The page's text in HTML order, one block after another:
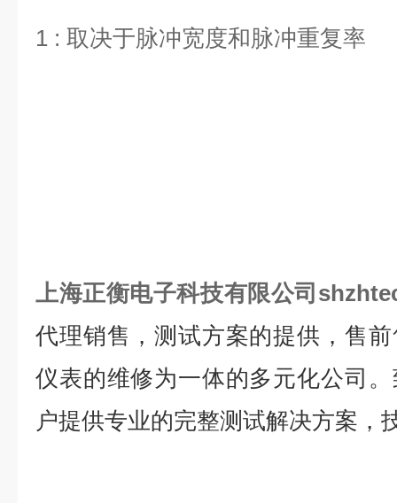
1 : 取决于脉冲宽度和脉冲重复率
上海正衡电子科技有限公司
代理销售，测试方案的提供，售
仪表的维修为一体的多元化公司
户提供专业的完整测试解决方案，